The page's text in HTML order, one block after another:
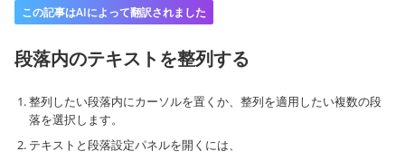
この記事はAIによって翻訳されました
段落内のテキストを整列する
整列したい段落内にカーソルを置くか、整列を適用したい複数の段
落を選択します。
テキストと段落設定パネルを開くには、